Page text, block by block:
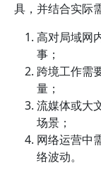
具，并结合实际
高对局域网
事；
跨境工作需
量；
流媒体或大
场景；
网络运营中
络波动。